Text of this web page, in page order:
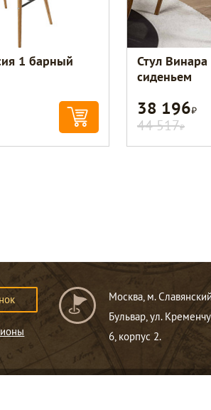
1 барный
Стул
сиденьем
38 196Р
44 517Р
Москва, м.
Бульвар, ул.
6, корпус 2.